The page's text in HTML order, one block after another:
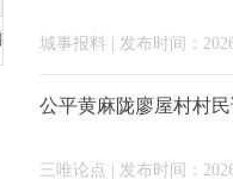
城事报料 | 发布时间：
公平黄麻陇廖屋村村
三唯论点 | 发布时间：